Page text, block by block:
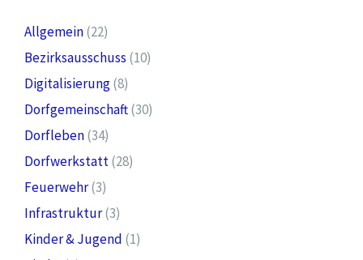
Allgemein(22)
Bezirksausschuss (10)
Digitalisierung(8)
Dorfgemeinschaft(30)
Dorfleben(34)
Dorfwerkstatt(28)
Feuerwehr(3)
Infrastruktur(3)
Kinder & Jugend (1)